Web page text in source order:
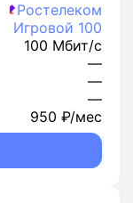
Ростелеком
Игровой 100
100 Мбит/с
—
—
—
950 ₽/мес